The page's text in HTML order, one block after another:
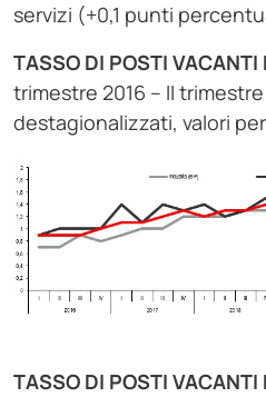
servizi (+0,1 punti
TASSO DI POSTI VACANTI
trimestre 2016 – II
destagionalizzati, valori
TASSO DI POSTI VACANTI